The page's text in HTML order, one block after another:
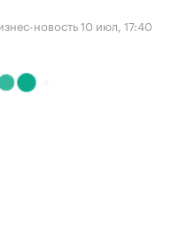
новость10 июл, 17:40